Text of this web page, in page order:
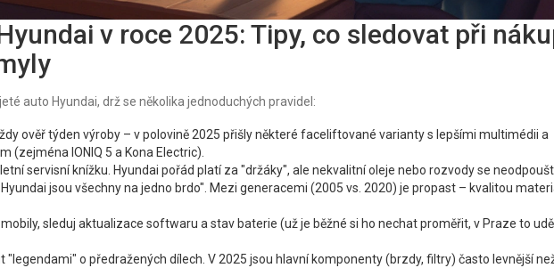
v roce 2025: Tipy, co sledovat při
auto Hyundai, drž se několika jednoduchých pravidel:
ověř týden výroby – v polovině 2025 přišly některé faceliftované varianty s lepšími multimédii a
(zejména IONIQ 5 a Kona Electric).
servisní knížku. Hyundai pořád platí za "držáky", ale nekvalitní oleje nebo rozvody se
jsou všechny na jedno brdo". Mezi generacemi (2005 vs. 2020) je propast – kvalitou
sleduj aktualizace softwaru a stav baterie (už je běžné si ho nechat proměřit, v Praze to
"legendami" o předražených dílech. V 2025 jsou hlavní komponenty (brzdy, filtry) často levnější